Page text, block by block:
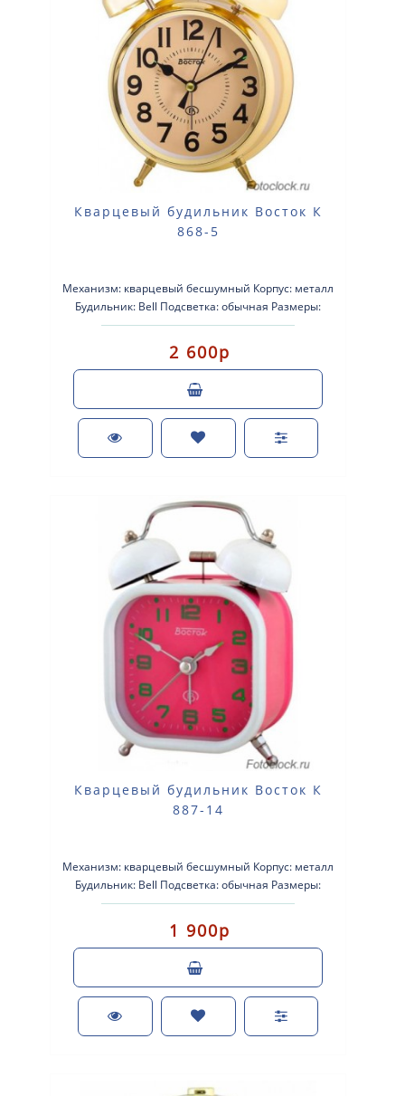
Кварцевый будильник Восток К
868-5
Механизм: кварцевый бесшумный Корпус: металл
Будильник: Bell Подсветка: обычная Размеры:
112х112х60 Питание: ..
2 600р
Кварцевый будильник Восток К
887-14
Механизм: кварцевый бесшумный Корпус: металл
Будильник: Bell Подсветка: обычная Размеры:
70х120х50 Питан..
1 900р